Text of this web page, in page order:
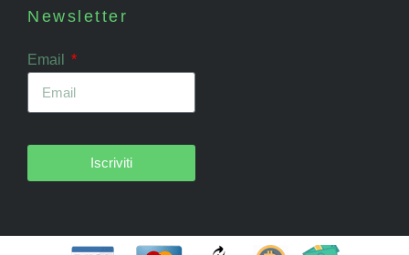
Newsletter
Email
Iscriviti